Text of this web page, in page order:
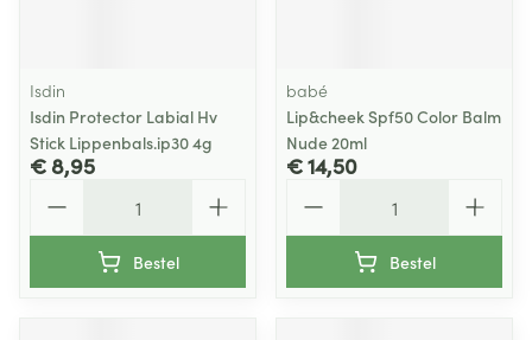
Isdin
Isdin Protector Labial Hv
Stick Lippenbals.ip30 4g
€ 8,95
Bestel
babé
Lip&cheek Spf50 Color Balm
Nude 20ml
€ 14,50
Bestel